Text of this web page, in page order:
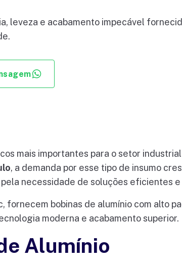
leveza e acabamento impecável
mais importantes para o setor
, a demanda por esse tipo de insumo
necessidade de soluções eficientes
fornecem bobinas de alumínio com alto
moderna e acabamento superior.
Alumínio